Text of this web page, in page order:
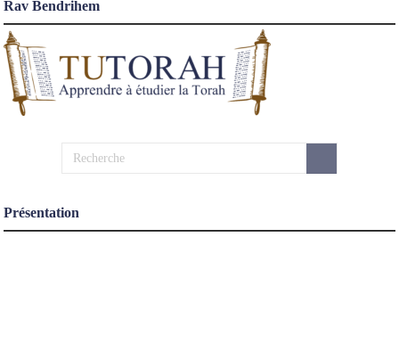
Rav Bendrihem
Présentation